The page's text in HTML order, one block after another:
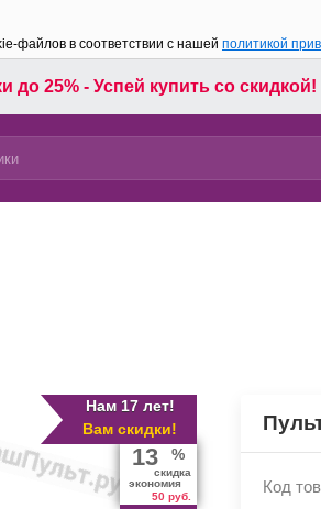
файлов в соответствии с нашей политикой
до 25% - Успей купить со скидкой!
Нам 17 лет!
Вам скидки!
13 %
скидка
экономия
50 руб.
Код